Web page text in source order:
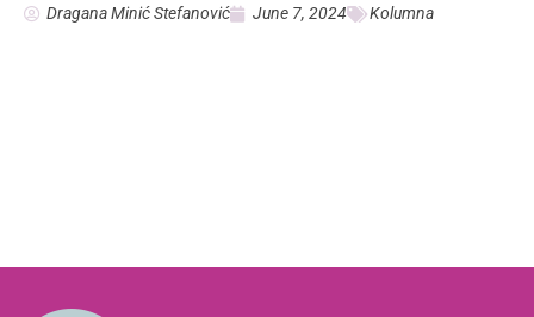
Dragana Minić Stefanović June 7, 2024 Kolumna